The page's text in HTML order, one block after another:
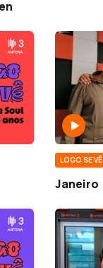
LOGO SE VÊ
Janeiro